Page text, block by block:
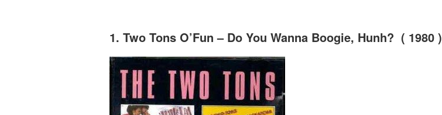
1. Two Tons O’Fun – Do You Wanna Boogie, Hunh? ( 1980 )